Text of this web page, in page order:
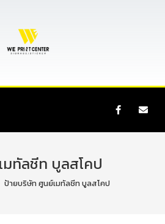
ทัลชีท บูลสโคป
ป้ายบริษัท ศูนย์เมทัลชีท บูลสโคป